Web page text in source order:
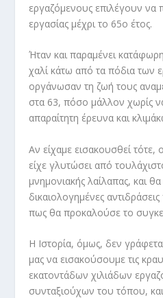
εργαζόμενους επιλέγουν να
εργασίας μέχρι το 65ο έτος.
Ήταν και παραμένει
χαλί κάτω από τα πόδια των
οργάνωσαν τη ζωή τους
στα 63, πόσο μάλλον χωρίς
απαραίτητη έρευνα και
Αν είχαμε εισακουσθεί
είχε γλυτώσει από
μνημονιακής λαίλαπας, και
δικαιολογημένες
πως θα προκαλούσε το
Η Ιστορία, όμως, δεν
μας να εισακούσουμε τις
εκατοντάδων χιλιάδων
συνταξιούχων του τόπου,